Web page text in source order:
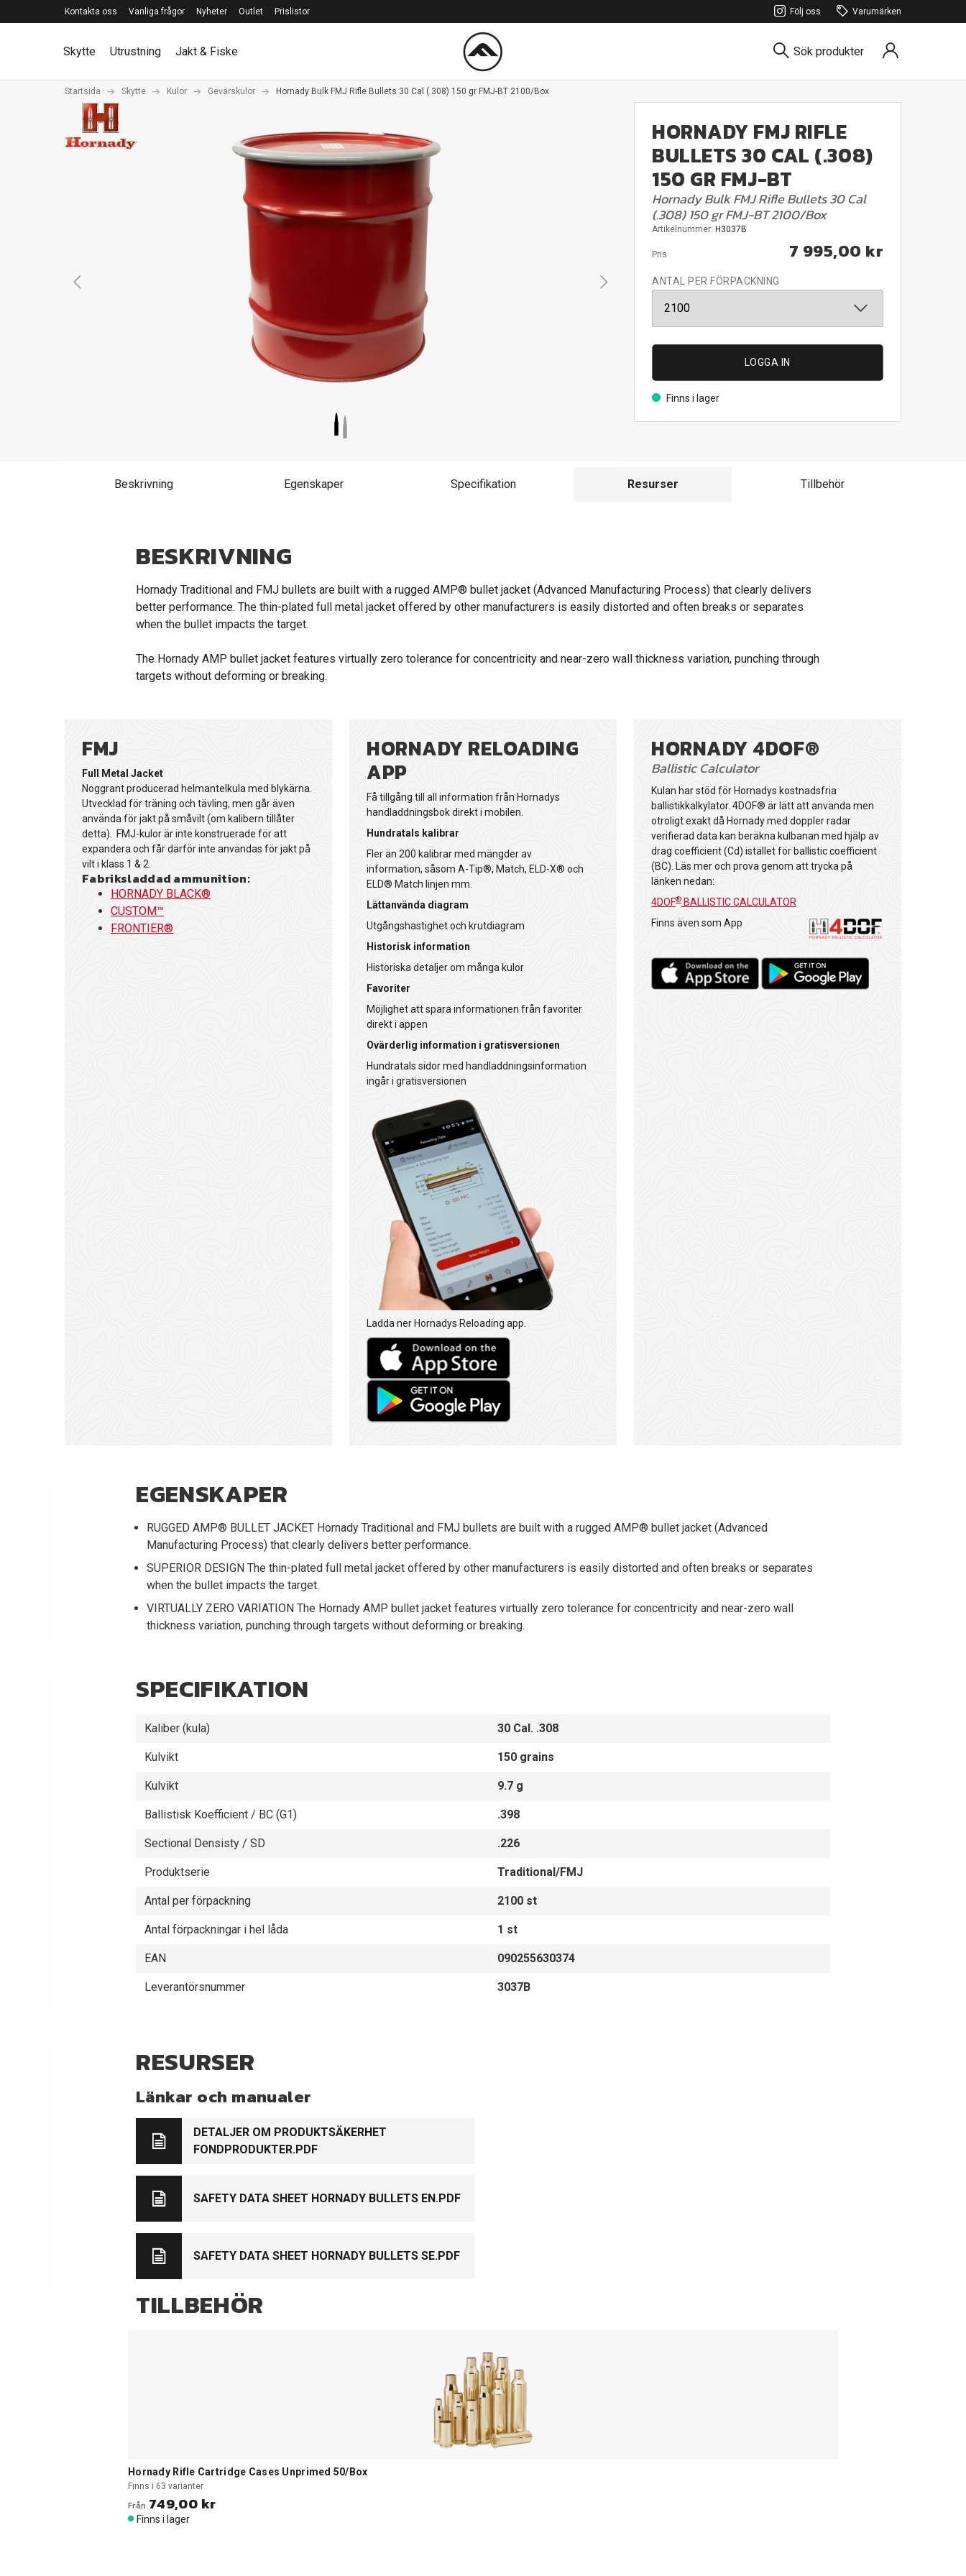
Kontakta oss Vanliga frågor Nyheter Outlet Prislistor Följ oss Varumärken
Skytte Utrustning Jakt & Fiske Sök produkter
Startsida Skytte Kulor Gevärskulor Hornady Bulk FMJ Rifle Bullets 30 Cal (.308) 150 gr FMJ-BT 2100/Box
HORNADY FMJ RIFLE
BULLETS 30 CAL (.308)
150 GR FMJ-BT
Hornady Bulk FMJ Rifle Bullets 30 Cal
(.308) 150 gr FMJ-BT 2100/Box
Artikelnummer: H3037B
Pris 7 995,00 kr
ANTAL PER FÖRPACKNING
LOGGA IN
Finns i lager
Beskrivning Egenskaper Specifikation Resurser Tillbehör
BESKRIVNING
Hornady Traditional and FMJ bullets are built with a rugged AMP® bullet jacket (Advanced Manufacturing Process) that clearly delivers
better performance. The thin-plated full metal jacket offered by other manufacturers is easily distorted and often breaks or separates
when the bullet impacts the target.
The Hornady AMP bullet jacket features virtually zero tolerance for concentricity and near-zero wall thickness variation, punching through
targets without deforming or breaking.
FMJ
Full Metal Jacket
Noggrant producerad helmantelkula med blykärna.
Utvecklad för träning och tävling, men går även
använda för jakt på småvilt (om kalibern tillåter
detta). FMJ-kulor är inte konstruerade för att
expandera och får därför inte användas för jakt på
vilt i klass 1 & 2.
Fabriksladdad ammunition:
HORNADY BLACK®
CUSTOM™
FRONTIER®
HORNADY RELOADING
APP
Få tillgång till all information från Hornadys
handladdningsbok direkt i mobilen.
Hundratals kalibrar
Fler än 200 kalibrar med mängder av
information, såsom A-Tip®, Match, ELD-X® och
ELD® Match linjen mm.
Lättanvända diagram
Utgångshastighet och krutdiagram
Historisk information
Historiska detaljer om många kulor
Favoriter
Möjlighet att spara informationen från favoriter
direkt i appen
Ovärderlig information i gratisversionen
Hundratals sidor med handladdningsinformation
ingår i gratisversionen
Ladda ner Hornadys Reloading app.
HORNADY 4DOF®
Ballistic Calculator
Kulan har stöd för Hornadys kostnadsfria
ballistikkalkylator. 4DOF® är lätt att använda men
otroligt exakt då Hornady med doppler radar
verifierad data kan beräkna kulbanan med hjälp av
drag coefficient (Cd) istället för ballistic coefficient
(BC). Läs mer och prova genom att trycka på
länken nedan:
4DOF®BALLISTIC CALCULATOR
Finns även som App
EGENSKAPER
RUGGED AMP® BULLET JACKET Hornady Traditional and FMJ bullets are built with a rugged AMP® bullet jacket (Advanced
Manufacturing Process) that clearly delivers better performance.
SUPERIOR DESIGN The thin-plated full metal jacket offered by other manufacturers is easily distorted and often breaks or separates
when the bullet impacts the target.
VIRTUALLY ZERO VARIATION The Hornady AMP bullet jacket features virtually zero tolerance for concentricity and near-zero wall
thickness variation, punching through targets without deforming or breaking.
SPECIFIKATION
Kaliber (kula) 30 Cal. .308
Kulvikt 150 grains
Kulvikt 9.7 g
Ballistisk Koefficient / BC (G1) .398
Sectional Densisty / SD .226
Produktserie Traditional/FMJ
Antal per förpackning 2100 st
Antal förpackningar i hel låda 1 st
EAN 090255630374
Leverantörsnummer 3037B
RESURSER
Länkar och manualer
DETALJER OM PRODUKTSÄKERHET
FONDPRODUKTER.PDF
SAFETY DATA SHEET HORNADY BULLETS EN.PDF
SAFETY DATA SHEET HORNADY BULLETS SE.PDF
TILLBEHÖR
Hornady Rifle Cartridge Cases Unprimed 50/Box
Finns i 63 varianter
Från 749,00 kr
Finns i lager